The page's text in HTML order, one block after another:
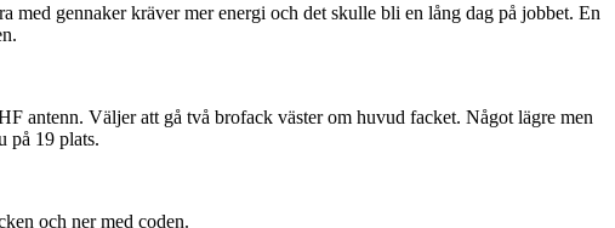
gennaker kräver mer energi och det skulle bli en lång dag på jobbet. En
antenn. Väljer att gå två brofack väster om huvud facket. Något lägre men
på 19 plats.
och ner med coden.